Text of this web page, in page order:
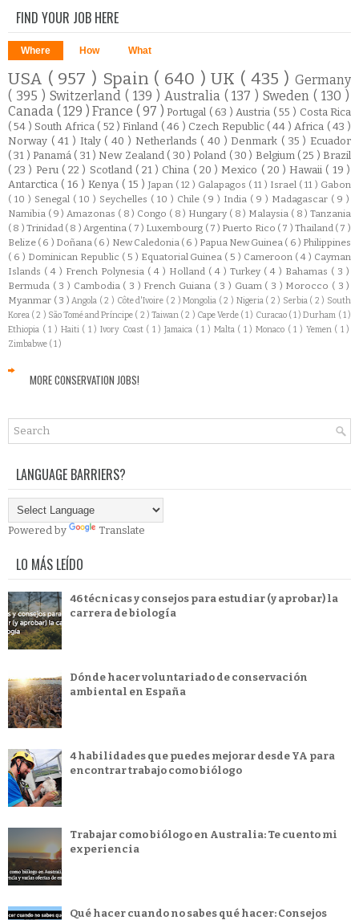
FIND YOUR JOB HERE
Where How What
USA ( 957 ) Spain ( 640 )UK ( 435 )Germany
( 395 ) Switzerland ( 139 ) Australia ( 137 )Sweden( 130 )
Canada ( 129 )France ( 97 )Portugal ( 63 ) Austria ( 55 ) Costa Rica
( 54 ) South Africa ( 52 )Finland ( 46 ) Czech Republic ( 44 ) Africa ( 43 )
Norway ( 41 ) Italy ( 40 ) Netherlands ( 40 )Denmark ( 35 ) Ecuador
( 31 )Panamá ( 31 ) New Zealand ( 30 )Poland ( 30 ) Belgium ( 25 )Brazil
( 23 ) Peru ( 22 ) Scotland ( 21 ) China ( 20 ) Mexico ( 20 )Hawaii ( 19 )
Antarctica ( 16 ) Kenya ( 15 ) Japan ( 12 ) Galapagos ( 11 ) Israel ( 11 ) Gabon
( 10 ) Senegal ( 10 ) Seychelles ( 10 ) Chile ( 9 ) India ( 9 ) Madagascar ( 9 )
Namibia ( 9 ) Amazonas ( 8 ) Congo ( 8 ) Hungary ( 8 ) Malaysia ( 8 ) Tanzania
( 8 ) Trinidad ( 8 )Argentina ( 7 ) Luxembourg ( 7 ) Puerto Rico ( 7 ) Thailand ( 7 )
Belize ( 6 ) Doñana ( 6 ) New Caledonia ( 6 ) Papua New Guinea ( 6 ) Philippines
( 6 ) Dominican Republic ( 5 ) Equatorial Guinea ( 5 ) Cameroon ( 4 ) Cayman
Islands ( 4 ) French Polynesia ( 4 ) Holland ( 4 ) Turkey ( 4 ) Bahamas ( 3 )
Bermuda ( 3 ) Cambodia ( 3 ) French Guiana ( 3 ) Guam ( 3 ) Morocco ( 3 )
Myanmar ( 3 )Angola ( 2 ) Côte d'Ivoire ( 2 )Mongolia ( 2 ) Nigeria ( 2 ) Serbia ( 2 ) South
Korea ( 2 ) São Tomé and Príncipe ( 2 ) Taiwan ( 2 ) Cape Verde ( 1 ) Curacao ( 1 )Durham ( 1 )
Ethiopia ( 1 ) Haiti ( 1 ) Ivory Coast ( 1 )Jamaica ( 1 ) Malta ( 1 )Monaco ( 1 ) Yemen ( 1 )
Zimbabwe ( 1 )
MORE CONSERVATION JOBS!
LANGUAGE BARRIERS?
Powered by Translate
LO MÁS LEÍDO
46 técnicas y consejos para estudiar (y aprobar) la
carrera de biología
Dónde hacer voluntariado de conservación
ambiental en España
4 habilidades que puedes mejorar desde YA para
encontrar trabajo como biólogo
Trabajar como biólogo en Australia: Te cuento mi
experiencia
Qué hacer cuando no sabes qué hacer: Consejos